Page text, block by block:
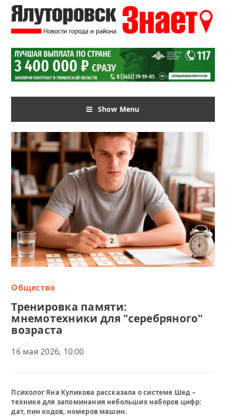
Show Menu
Общество
Тренировка памяти:
мнемотехники для "серебряного"
возраста
16 мая 2026, 10:00
Психолог Яна Куликова рассказала о системе Шед –
технике для запоминания небольших наборов цифр:
дат, пин кодов, номеров машин.